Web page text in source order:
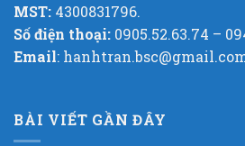
MST: 4300831796.
Số điện thoại: 0905.52.63.74 –
Email:
BÀI VIẾT GẦN ĐÂY